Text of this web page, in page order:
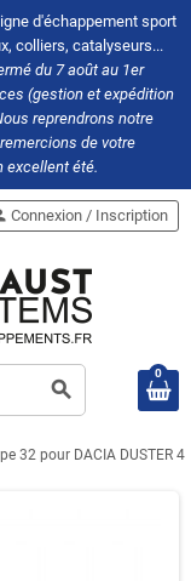
d'échappement sport
colliers, catalyseurs...
du 7 août au 1er
(gestion et expédition
reprendrons notre
de votre
excellent été.
search
Connexion / Inscription
0
32 pour DACIA DUSTER